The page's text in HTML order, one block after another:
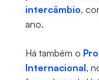
intercâmbio,
ano.
Há também o
Internacional,